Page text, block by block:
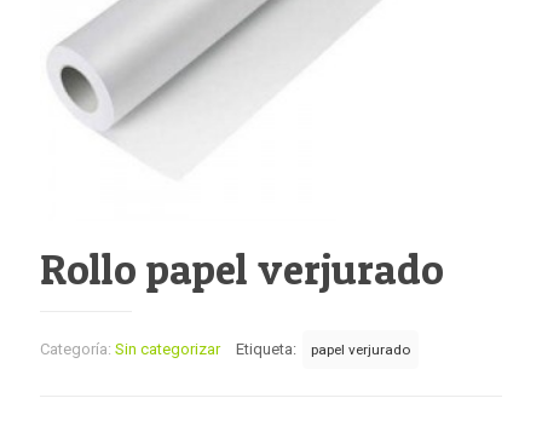
Rollo papel verjurado
Categoría: Sin categorizar Etiqueta: papel verjurado